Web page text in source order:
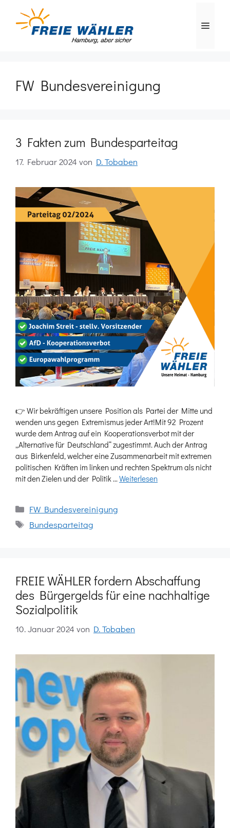
springen
FW Bundesvereinigung
3 Fakten zum Bundesparteitag
17. Februar 2024 von D. Tobaben
👉 Wir bekräftigen unsere Position als Partei der Mitte und
wenden uns gegen Extremismus jeder Art!Mit 92 Prozent
wurde dem Antrag auf ein Kooperationsverbot mit der
„Alternative für Deutschland“ zugestimmt. Auch der Antrag
aus Birkenfeld, welcher eine Zusammenarbeit mit extremen
politischen Kräften im linken und rechten Spektrum als nicht
mit den Zielen und der Politik …Weiterlesen
Kategorien
FW Bundesvereinigung
Schlagwörter
Bundesparteitag
FREIE WÄHLER fordern Abschaffung
des Bürgergelds für eine nachhaltige
Sozialpolitik
10. Januar 2024 von D. Tobaben